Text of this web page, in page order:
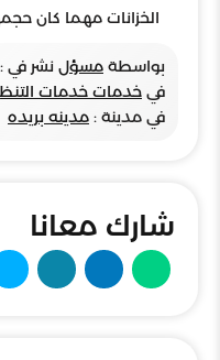
الخزانات مهما كان
بواسطة مسؤل نشر في :
في خدمات خدمات
في مدينة : مدينه بريده
شارك معانا